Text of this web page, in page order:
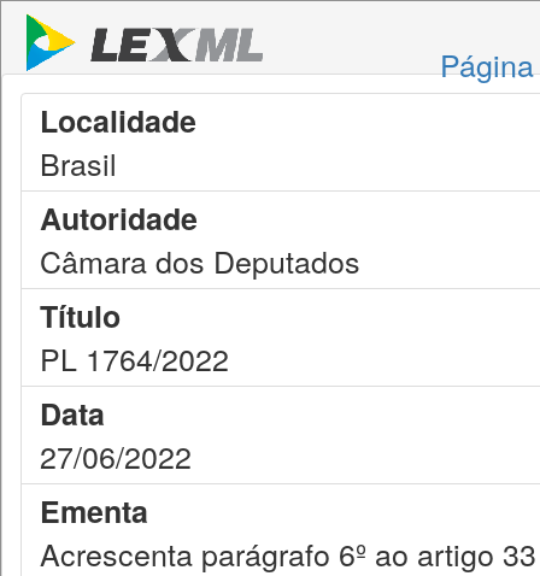
Localidade
Brasil
Autoridade
Câmara dos Deputados
Título
PL 1764/2022
Data
27/06/2022
Ementa
Acrescenta parágrafo 6º ao artigo